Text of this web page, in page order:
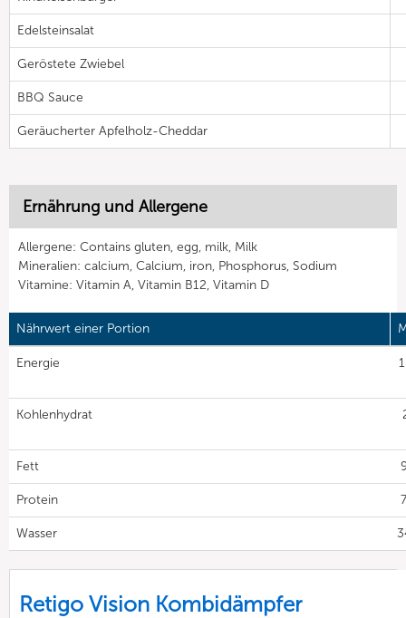
Edelsteinsalat
Geröstete Zwiebel
BBQ Sauce
Geräucherter Apfelholz-Cheddar
Ernährung und Allergene
Allergene: Contains gluten, egg, milk, Milk
Mineralien: calcium, Calcium, iron, Phosphorus, Sodium
Vitamine: Vitamin A, Vitamin B12, Vitamin D
Nährwert einer Portion
Energie
Kohlenhydrat
Fett
Protein
Wasser
Retigo Vision Kombidämpfer